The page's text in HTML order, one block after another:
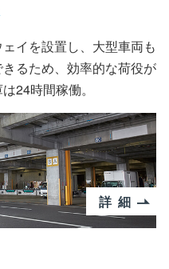
イを設置し、大型車両も
るため、効率的な荷役が
24時間稼働。
詳細